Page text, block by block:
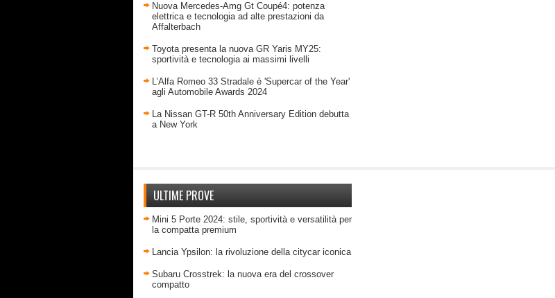
Nuova Mercedes-Amg Gt Coupé4: potenza
elettrica e tecnologia ad alte prestazioni da
Affalterbach
Toyota presenta la nuova GR Yaris MY25:
sportività e tecnologia ai massimi livelli
L’Alfa Romeo 33 Stradale è 'Supercar of the Year'
agli Automobile Awards 2024
La Nissan GT-R 50th Anniversary Edition debutta
a New York
ULTIME PROVE
Mini 5 Porte 2024: stile, sportività e versatilità per
la compatta premium
Lancia Ypsilon: la rivoluzione della citycar iconica
Subaru Crosstrek: la nuova era del crossover
compatto